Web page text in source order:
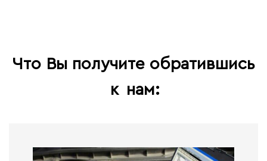
Что Вы получите обратившись
к нам: